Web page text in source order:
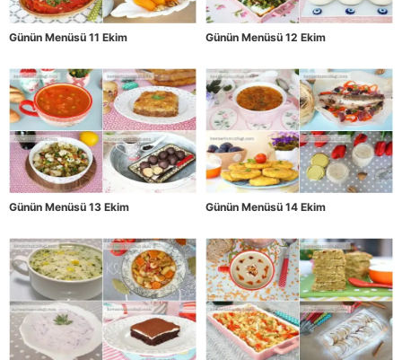
Günün Menüsü 11 Ekim Günün Menüsü 12 Ekim
Günün Menüsü 13 Ekim Günün Menüsü 14 Ekim